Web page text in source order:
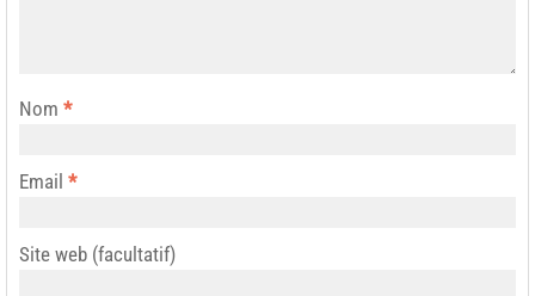
Nom *
Email *
Site web (facultatif)